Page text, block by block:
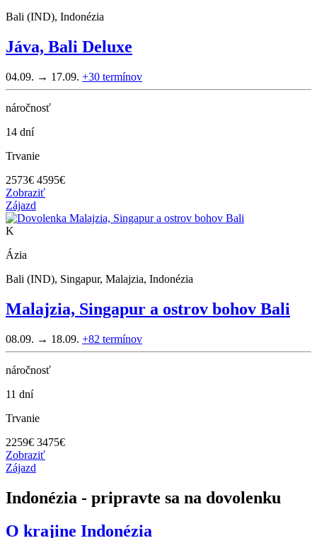
Bali (IND), Indonézia
Jáva, Bali Deluxe
04.09. → 17.09. +30 termínov
náročnosť
14 dní
Trvanie
2573€ 4595€
Zobraziť
Zájazd
K
Ázia
Bali (IND), Singapur, Malajzia, Indonézia
Malajzia, Singapur a ostrov bohov Bali
08.09. → 18.09. +82 termínov
náročnosť
11 dní
Trvanie
2259€ 3475€
Zobraziť
Zájazd
Indonézia - pripravte sa na dovolenku
O krajine Indonézia